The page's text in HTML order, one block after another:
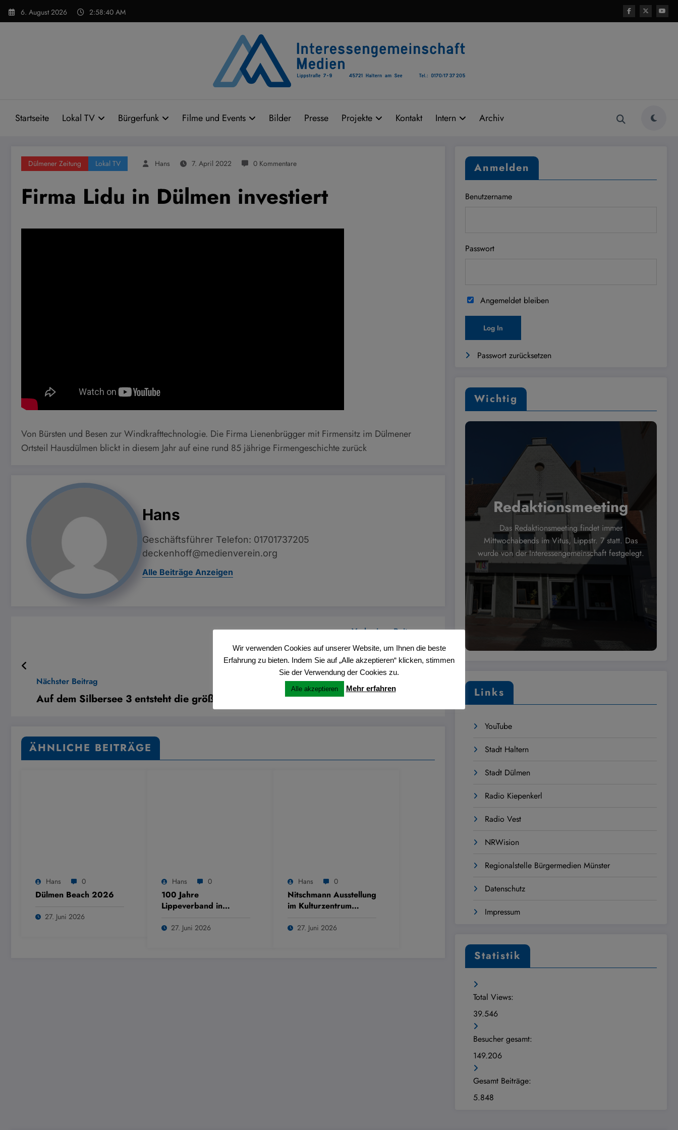
Zum
Inhalt
6. August 2026 2:58:41 AM
Startseite Lokal TV Bürgerfunk Filme und Events Bilder Presse Projekte Kontakt Intern Archiv
Dülmener Zeitung Lokal TV Hans 7. April 2022 0 Kommentare
Firma Lidu in Dülmen investiert
Von Bürsten und Besen zur Windkrafttechnologie. Die Firma Lienenbrügger mit Firmensitz im Dülmener
Ortsteil Hausdülmen blickt in diesem Jahr auf eine rund 85 jährige Firmengeschichte zurück
Hans
Geschäftsführer Telefon: 01701737205
deckenhoff@medienverein.org
Alle Beiträge Anzeigen
Vorheriger Beitrag
Streetfood Festival in Haltern
Nächster Beitrag
Auf dem Silbersee 3 entsteht die größte Photovoltaikanlage Deutschlands
ÄHNLICHE BEITRÄGE
Hans 0
Dülmen Beach 2026
27. Juni 2026
Hans 0
100 Jahre
Lippeverband in
27. Juni 2026
Hans 0
Nitschmann Ausstellung
im Kulturzentrum
27. Juni 2026
Anmelden
Benutzername
Passwort
Angemeldet bleiben
Passwort zurücksetzen
Wichtig
Redaktionsmeeting
Das Redaktionsmeeting findet immer
Mittwochabends im Vitus, Lippstr. 7 statt. Das
wurde von der Interessengemeinschaft festgelegt.
Links
YouTube
Stadt Haltern
Stadt Dülmen
Radio Kiepenkerl
Radio Vest
NRWision
Regionalstelle Bürgermedien Münster
Datenschutz
Impressum
Statistik
Total Views:
39.546
Besucher gesamt:
149.206
Gesamt Beiträge:
5.848
Wir verwenden Cookies auf unserer Website, um Ihnen die beste
Erfahrung zu bieten. Indem Sie auf „Alle akzeptieren“ klicken, stimmen
Sie der Verwendung der Cookies zu.
Alle akzeptieren Mehr erfahren